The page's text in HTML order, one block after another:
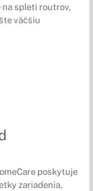
na spleti routrov,
väčšiu
poskytuje
zariadenia,